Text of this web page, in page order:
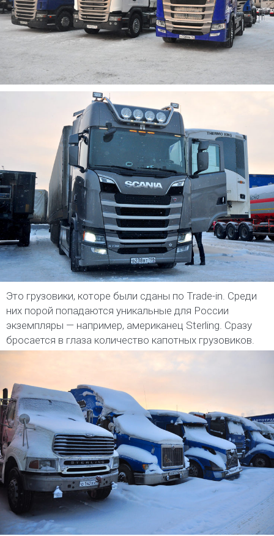
Это грузовики, которе были сданы по Trade-in. Среди
них порой попадаются уникальные для России
экземпляры — например, американец Sterling. Сразу
бросается в глаза количество капотных грузовиков.